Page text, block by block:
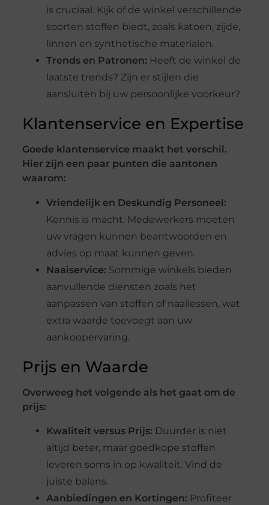
is cruciaal. Kijk of de winkel verschillende
soorten stoffen biedt, zoals katoen, zijde,
linnen en synthetische materialen.
Trends en Patronen: Heeft de winkel de
laatste trends? Zijn er stijlen die
aansluiten bij uw persoonlijke voorkeur?
Klantenservice en Expertise
Goede klantenservice maakt het verschil.
Hier zijn een paar punten die aantonen
waarom:
Vriendelijk en Deskundig Personeel:
Kennis is macht. Medewerkers moeten
uw vragen kunnen beantwoorden en
advies op maat kunnen geven.
Naaiservice: Sommige winkels bieden
aanvullende diensten zoals het
aanpassen van stoffen of naailessen, wat
extra waarde toevoegt aan uw
aankoopervaring.
Prijs en Waarde
Overweeg het volgende als het gaat om de
prijs:
Kwaliteit versus Prijs: Duurder is niet
altijd beter, maar goedkope stoffen
leveren soms in op kwaliteit. Vind de
juiste balans.
Aanbiedingen en Kortingen: Profiteer